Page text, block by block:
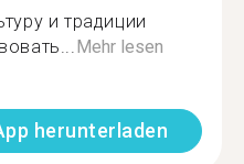
и традиции
Mehr lesen
herunterladen